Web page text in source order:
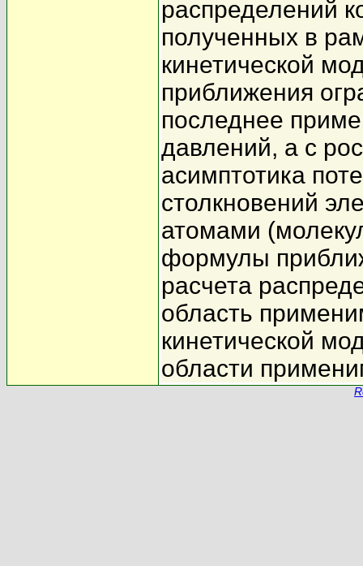
распределений
полученных в
кинетической
приближения
последнее
давлений, а с
асимптотика
столкновений
атомами
формулы
расчета
область
кинетической
области